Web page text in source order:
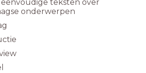
eenvoudige teksten over
onderwerpen